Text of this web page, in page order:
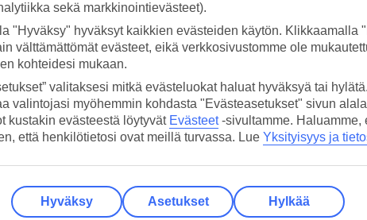
Seuraa
Työpaikat
sekä markkinointievästeet).
"Hyväksy" hyväksyt kaikkien evästeiden käytön. Klikkaamalla
välttämättömät evästeet, eikä verkkosivustomme ole
kohteidesi mukaan.
valitaksesi mitkä evästeluokat haluat hyväksyä tai
valintojasi myöhemmin kohdasta "Evästeasetukset" sivun
kustakin evästeestä löytyvät Evästeet-sivultamme. Haluamme,
että henkilötietosi ovat meillä turvassa. Lue Yksityisyys ja
Hyväksy Asetukset Hylkää